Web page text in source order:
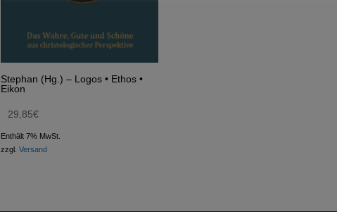
Stephan (Hg.) – Logos • Ethos •
Eikon
29,85€
Enthält 7% MwSt.
zzgl. Versand